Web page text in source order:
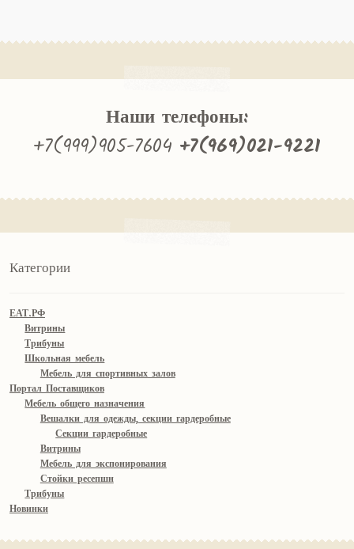
Наши телефоны:
+7(999)905-7604 +7(969)021-9221
Категории
ЕАТ.РФ
Витрины
Трибуны
Школьная мебель
Мебель для спортивных залов
Портал Поставщиков
Мебель общего назначения
Вешалки для одежды, секции гардеробные
Секции гардеробные
Витрины
Мебель для экспонирования
Стойки ресепшн
Трибуны
Новинки